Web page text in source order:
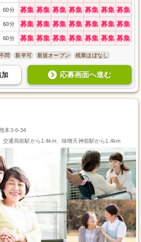
60分 募集 募集 募集 募集 募集 募集 募集
60分 募集 募集 募集 募集 募集 募集 募集
60分 募集 募集 募集 募集 募集 募集 募集
問 新卒可 新規オープン 残業ほぼなし
加 応募画面へ進む
本3-6-34
交通局前駅から1.4km、味噌天神前駅から1.4km